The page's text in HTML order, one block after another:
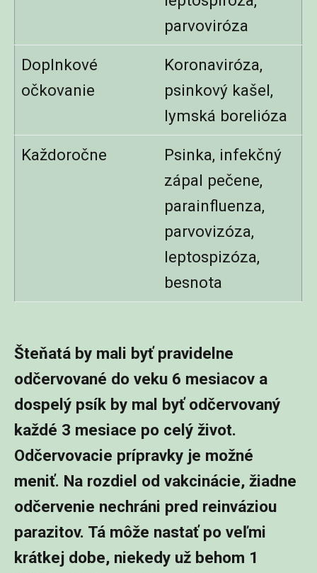
parvoviróza
Doplnkové
očkovanie
Koronaviróza,
psinkový kašel,
lymská borelióza
Každoročne
Psinka, infekčný
zápal pečene,
parainfluenza,
parvovizóza,
leptospizóza,
besnota
Šteňatá by mali byť pravidelne
odčervované do veku 6 mesiacov a
dospelý psík by mal byť odčervovaný
každé 3 mesiace po celý život.
Odčervovacie prípravky je možné
meniť. Na rozdiel od vakcinácie, žiadne
odčervenie nechráni pred reinváziou
parazitov. Tá môže nastať po veľmi
krátkej dobe, niekedy už behom 1